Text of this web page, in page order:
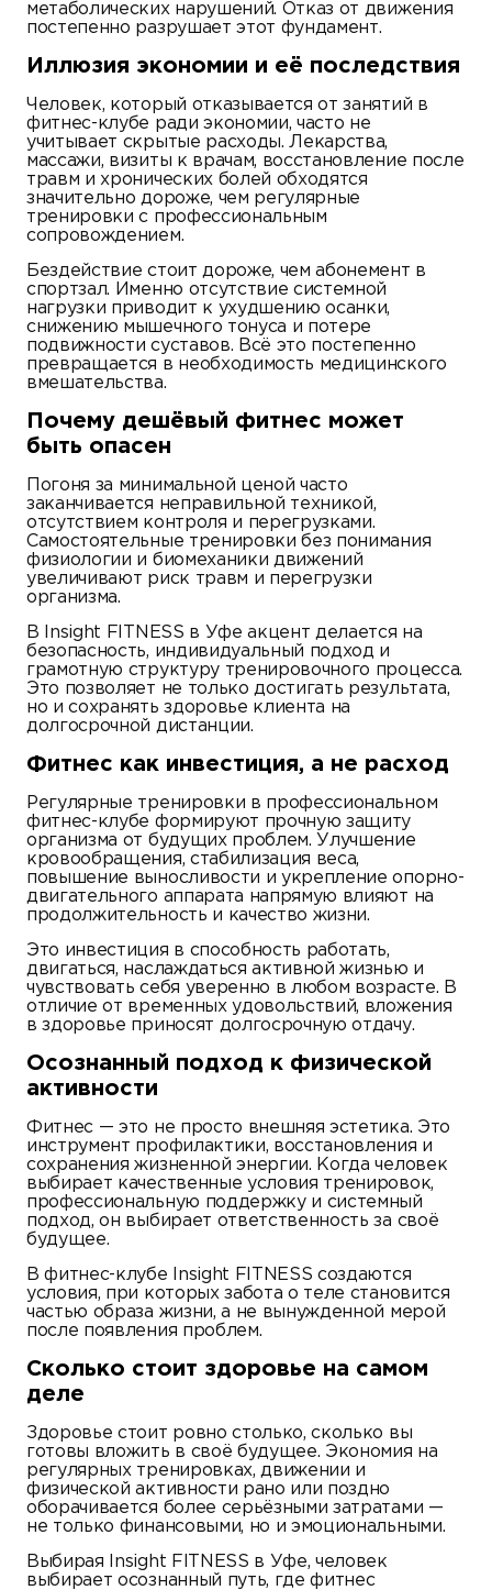
метаболических нарушений. Отказ от движения
постепенно разрушает этот фундамент.
Иллюзия экономии и её последствия
Человек, который отказывается от занятий в
фитнес-клубе ради экономии, часто не
учитывает скрытые расходы. Лекарства,
массажи, визиты к врачам, восстановление после
травм и хронических болей обходятся
значительно дороже, чем регулярные
тренировки с профессиональным
сопровождением.
Бездействие стоит дороже, чем абонемент в
спортзал. Именно отсутствие системной
нагрузки приводит к ухудшению осанки,
снижению мышечного тонуса и потере
подвижности суставов. Всё это постепенно
превращается в необходимость медицинского
вмешательства.
Почему дешёвый фитнес может
быть опасен
Погоня за минимальной ценой часто
заканчивается неправильной техникой,
отсутствием контроля и перегрузками.
Самостоятельные тренировки без понимания
физиологии и биомеханики движений
увеличивают риск травм и перегрузки
организма.
В Insight FITNESS в Уфе акцент делается на
безопасность, индивидуальный подход и
грамотную структуру тренировочного процесса.
Это позволяет не только достигать результата,
но и сохранять здоровье клиента на
долгосрочной дистанции.
Фитнес как инвестиция, а не расход
Регулярные тренировки в профессиональном
фитнес-клубе формируют прочную защиту
организма от будущих проблем. Улучшение
кровообращения, стабилизация веса,
повышение выносливости и укрепление опорно-
двигательного аппарата напрямую влияют на
продолжительность и качество жизни.
Это инвестиция в способность работать,
двигаться, наслаждаться активной жизнью и
чувствовать себя уверенно в любом возрасте. В
отличие от временных удовольствий, вложения
в здоровье приносят долгосрочную отдачу.
Осознанный подход к физической
активности
Фитнес — это не просто внешняя эстетика. Это
инструмент профилактики, восстановления и
сохранения жизненной энергии. Когда человек
выбирает качественные условия тренировок,
профессиональную поддержку и системный
подход, он выбирает ответственность за своё
будущее.
В фитнес-клубе Insight FITNESS создаются
условия, при которых забота о теле становится
частью образа жизни, а не вынужденной мерой
после появления проблем.
Сколько стоит здоровье на самом
деле
Здоровье стоит ровно столько, сколько вы
готовы вложить в своё будущее. Экономия на
регулярных тренировках, движении и
физической активности рано или поздно
оборачивается более серьёзными затратами —
не только финансовыми, но и эмоциональными.
Выбирая Insight FITNESS в Уфе, человек
выбирает осознанный путь, где фитнес